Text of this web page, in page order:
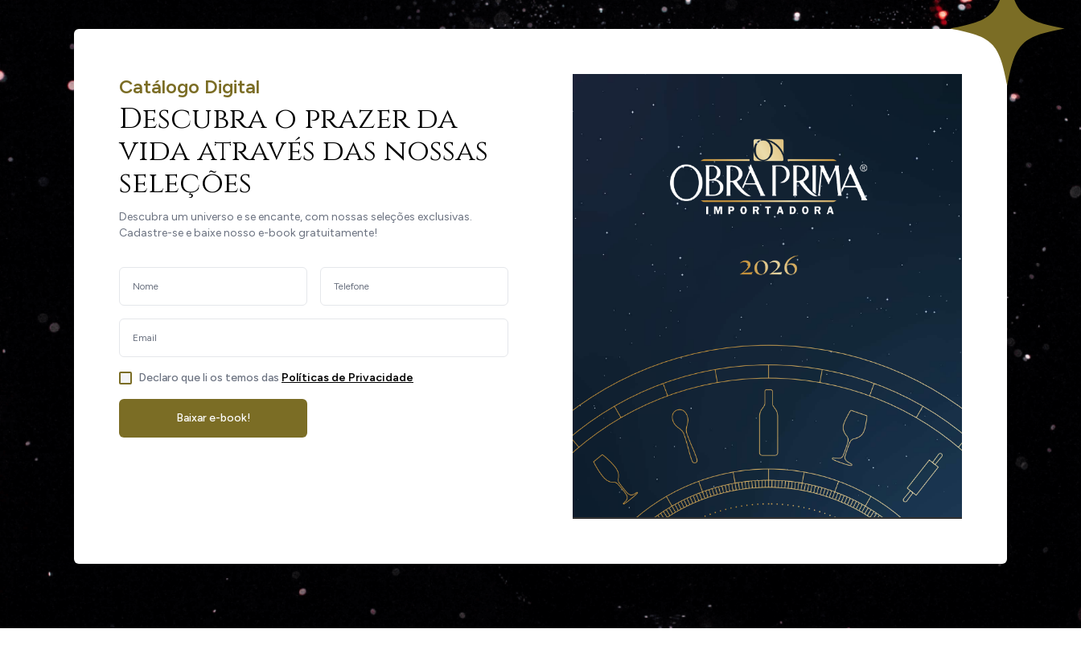
Catálogo Digital
Descubra o prazer da
vida através das nossas
seleções
Descubra um universo e se encante, com nossas seleções exclusivas.
Cadastre-se e baixe nosso e-book gratuitamente!
Declaro que li os temos das Políticas de Privacidade
Baixar e-book!